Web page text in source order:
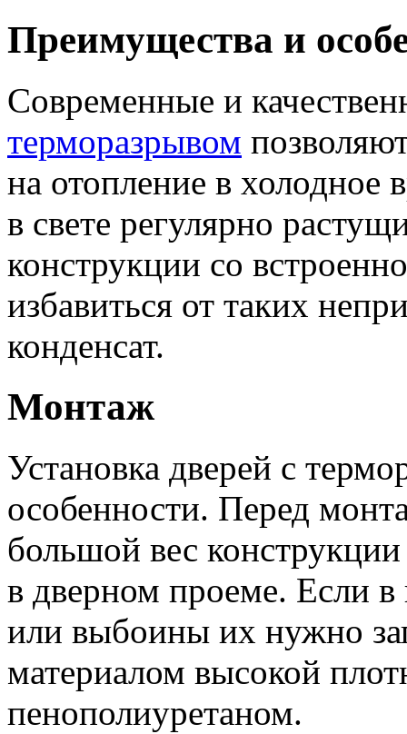
Преимущества и
Современные и
терморазрывом
на отопление в холодное
в свете регулярно
конструкции со
избавиться от таких
конденсат.
Монтаж
Установка дверей с
особенности. Перед
большой вес
в дверном проеме. Если
или выбоины их нужно
материалом высокой
пенополиуретаном.